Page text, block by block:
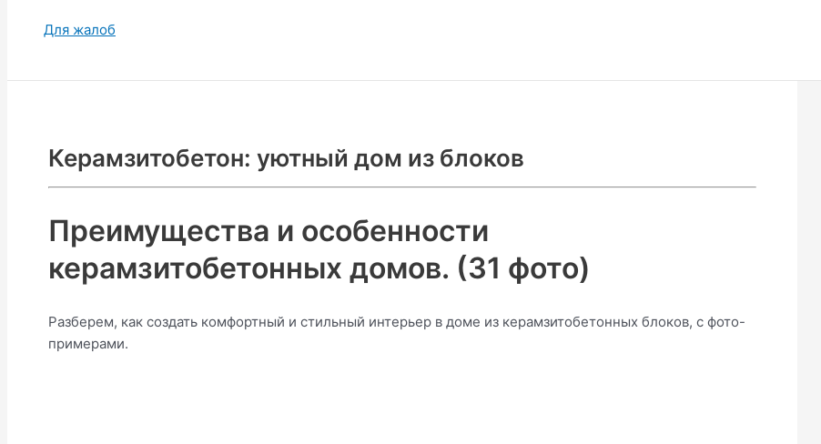
Для жалоб
Керамзитобетон: уютный дом из блоков
Преимущества и особенности
керамзитобетонных домов. (31 фото)
Разберем, как создать комфортный и стильный интерьер в доме из керамзитобетонных блоков, с фото-
примерами.